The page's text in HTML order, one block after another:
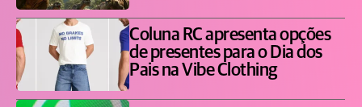
Coluna RC apresenta opções
de presentes para o Dia dos
Pais na Vibe Clothing